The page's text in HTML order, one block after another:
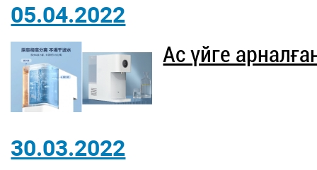
05.04.2022
Ас үйге
30.03.2022